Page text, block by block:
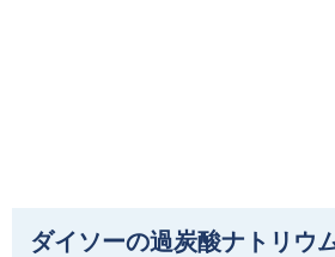
ダイソーの過炭酸ナトリウ